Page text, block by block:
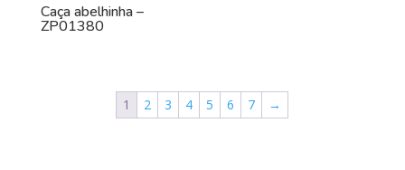
Caça abelhinha –
ZP01380
1 2 3 4 5 6 7 →